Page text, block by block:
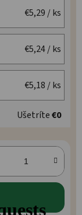
€5,29 / ks
€5,24/ ks
€5,18 / ks
Ušetríte€0